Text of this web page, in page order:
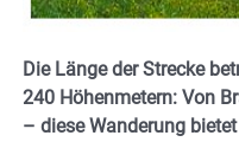
Die Länge der Strecke
240 Höhenmetern: Von
– diese Wanderung